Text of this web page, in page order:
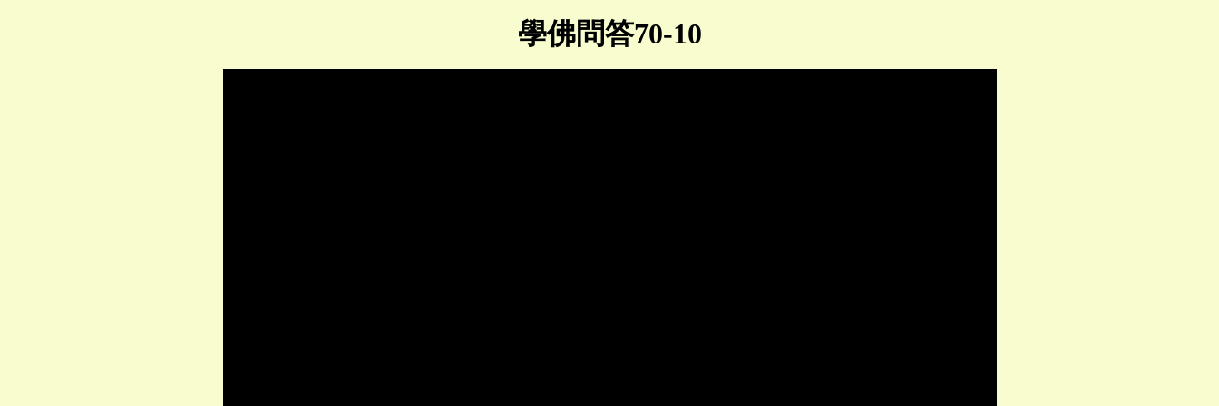
學佛問答70-10